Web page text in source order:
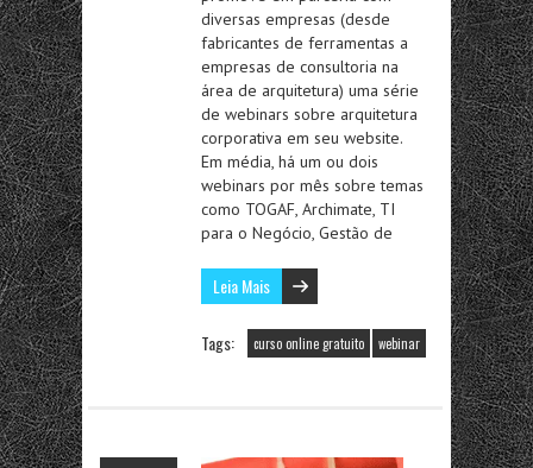
diversas empresas (desde
fabricantes de ferramentas a
empresas de consultoria na
área de arquitetura) uma série
de webinars sobre arquitetura
corporativa em seu website.
Em média, há um ou dois
webinars por mês sobre temas
como TOGAF, Archimate, TI
para o Negócio, Gestão de
Leia Mais
Tags: curso online gratuito webinar